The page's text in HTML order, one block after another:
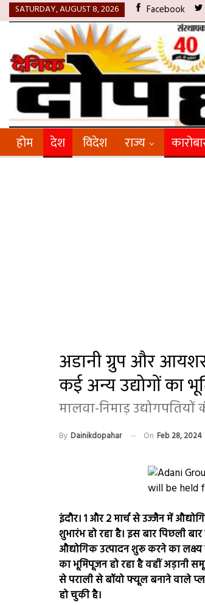
SATURDAY, AUGUST 8, 2026 Facebook
होम देश विदेश राज्य
अडानी ग्रुप और
कई अन्य उद्योगों का
मालवा-निमाड़
By Dainikdopahar On Feb 28, 2024
इंदौर। 1 और 2 मार्च से उज्जैन में
शुभारंभ हो रहा है। इस बार पिछली
औद्योगिक उत्पादन शुरू करने का
का भूमिपूजन हो रहा है वहीं अड़ानी
से पराली से बॉयो फ्यूल बनाने वाले
हो चुकी है।